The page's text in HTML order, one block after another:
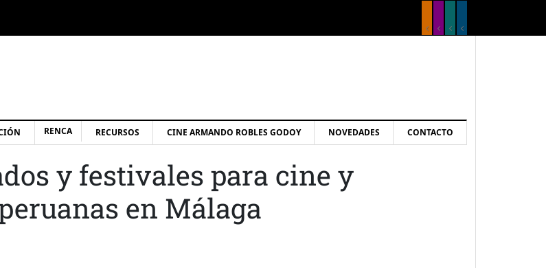
RENCA RECURSOS CINE ARMANDO ROBLES GODOY NOVEDADES CONTACTO
y festivales para cine y
en Málaga